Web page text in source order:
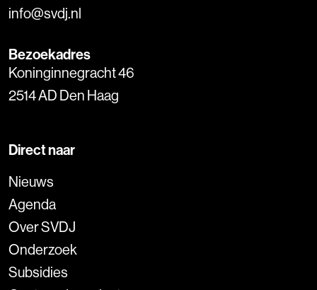
info@svdj.nl
Bezoekadres
Koninginnegracht 46
2514 AD Den Haag
Direct naar
Nieuws
Agenda
Over SVDJ
Onderzoek
Subsidies